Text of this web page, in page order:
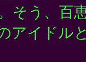
そう、百
アイドル